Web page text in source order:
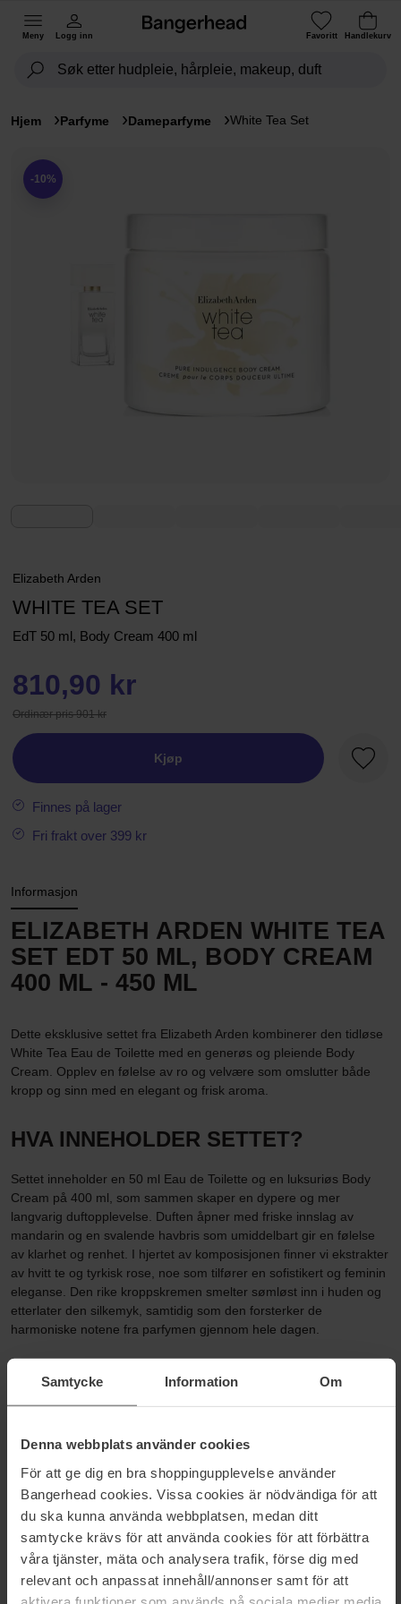
Samtycke Information Om
Denna webbplats använder cookies
För att ge dig en bra shoppingupplevelse använder
Bangerhead cookies. Vissa cookies är nödvändiga för att
du ska kunna använda webbplatsen, medan ditt
samtycke krävs för att använda cookies för att förbättra
våra tjänster, mäta och analysera trafik, förse dig med
relevant och anpassat innehåll/annonser samt för att
Meny Logg inn Favoritt Handlekurv
Hjem Parfyme Dameparfyme White Tea Set
-10%
Elizabeth Arden
WHITE TEA SET
EdT 50 ml, Body Cream 400 ml
810,90 kr
Ordinær pris 901 kr
Kjøp
Finnes på lager
Fri frakt over 399 kr
Informasjon
ELIZABETH ARDEN WHITE TEA
SET EDT 50 ML, BODY CREAM
400 ML - 450 ML
Dette eksklusive settet fra Elizabeth Arden kombinerer den tidløse
White Tea Eau de Toilette med en generøs og pleiende Body
Cream. Opplev en følelse av ro og velvære som omslutter både
kropp og sinn med en elegant og frisk aroma.
HVA INNEHOLDER SETTET?
Settet inneholder en 50 ml Eau de Toilette og en luksuriøs Body
Cream på 400 ml, som sammen skaper en dypere og mer
langvarig duftopplevelse. Duften åpner med friske innslag av
mandarin og en svalende havbris som umiddelbart gir en følelse
av klarhet og renhet. I hjertet av komposisjonen finner vi ekstrakter
av hvitt te og tyrkisk rose, noe som tilfører en sofistikert og feminin
eleganse. Den rike kroppskremen smelter sømløst inn i huden og
etterlater den silkemyk, samtidig som den forsterker de
harmoniske notene fra parfymen gjennom hele dagen.
DUFTPROFIL
PASSER FOR
Alle hudtyper · Hverdag & fest · Gave · Alle årstider
HVA GJØR DEN UNIK?
Komplett duftritual med både parfyme og fuktighetsgivende